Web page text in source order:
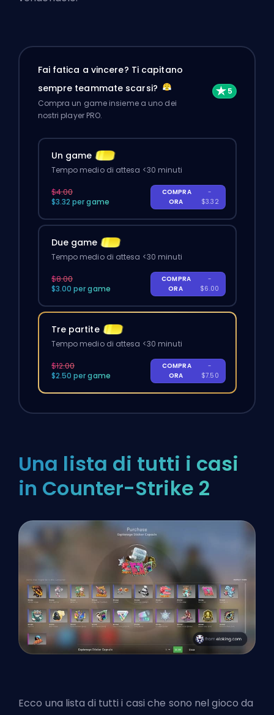
Fai fatica a vincere? Ti capitano
sempre teammate scarsi?
Compra un game insieme a uno dei
nostri player PRO.
Un game
Tempo medio di attesa <30 minuti
$4.00
$3.32 per game
COMPRA
ORA
-
$3.32
Due game
Tempo medio di attesa <30 minuti
$8.00
$3.00 per game
COMPRA
ORA
-
$6.00
Tre partite
Tempo medio di attesa <30 minuti
$12.00
$2.50 per game
COMPRA
ORA
-
$7.50
Una lista di tutti i casi
in Counter-Strike 2
Ecco una lista di tutti i casi che sono nel gioco da